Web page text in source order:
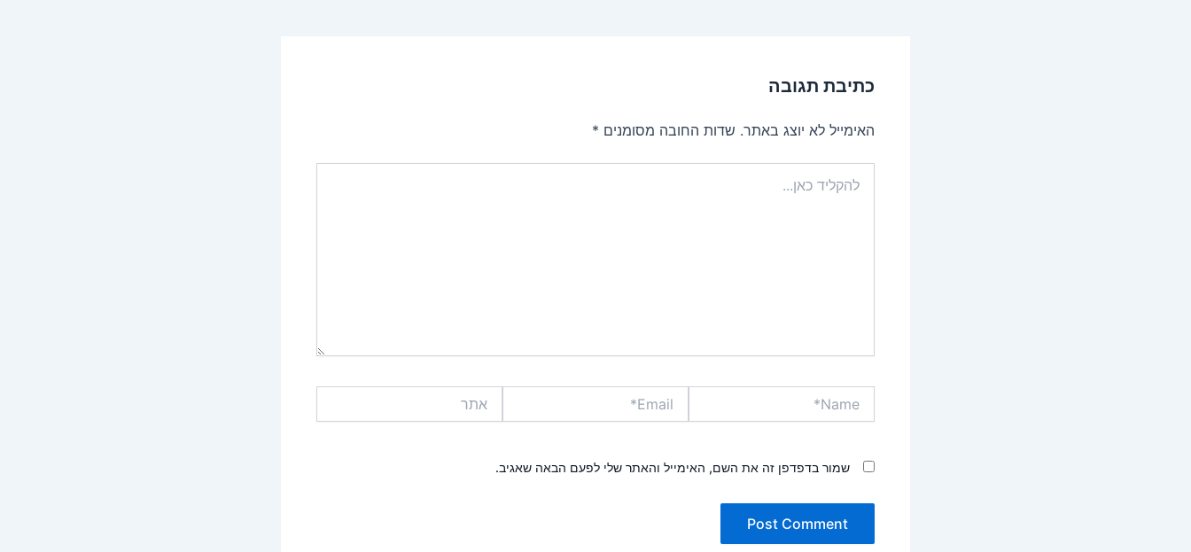
כתיבת תגובה
האימייל לא יוצג באתר. שדות החובה מסומנים *
כאן...
שמור בדפדפן זה את השם, האימייל והאתר שלי לפעם הבאה שאגיב.